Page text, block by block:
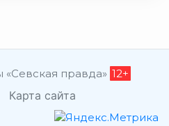
«Севская правда» 12+
Карта сайта